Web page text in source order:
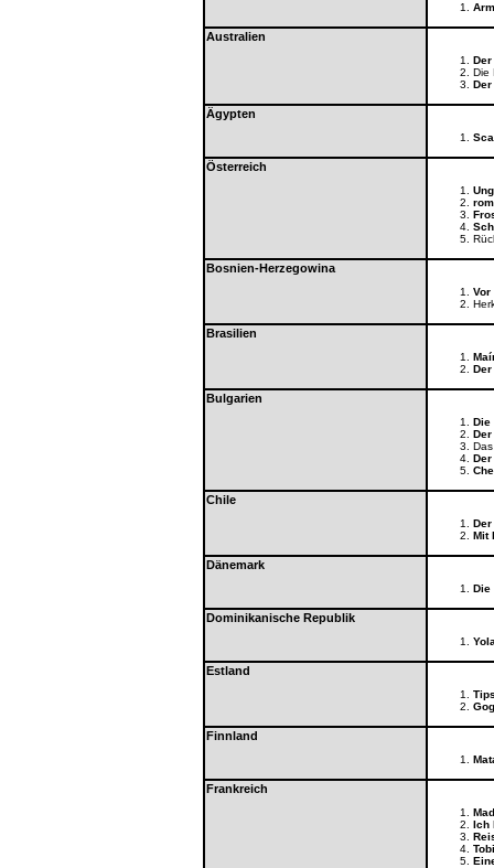
Australien
Die
Ägypten
Österreich
Bosnien-Herzegowina
Vor
Brasilien
Bulgarien
Die
Der
Chile
Mit
Dänemark
Die
Dominikanische Republik
Estland
Finnland
Frankreich
Ich